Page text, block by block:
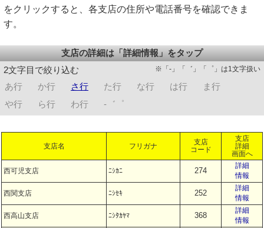
をクリックすると、各支店の住所や電話番号を確認できま
す。
支店の詳細は「詳細情報」をタップ
2文字目で絞り込む
※「-」「゛」「゜」は1文字扱い
あ行 か行 さ行 た行 な行 は行
ま行
や行
ら行 わ行 -゛゜
支店名 フリガナ
支店
コード
支店
詳細
画面へ
西可児支店 ﾆｼｶﾆ 274
詳細
情報
西関支店 ﾆｼｾｷ 252
詳細
情報
西高山支店 ﾆｼﾀｶﾔﾏ 368
詳細
情報